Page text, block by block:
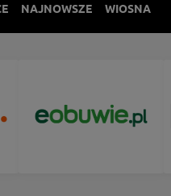
NAJNOWSZE WIOSNA